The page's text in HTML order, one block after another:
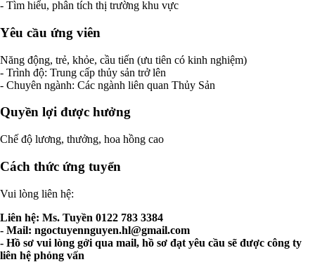
- Tìm hiểu, phân tích thị trường khu vực
Yêu cầu ứng viên
Năng động, trẻ, khỏe, cầu tiến (ưu tiên có kinh nghiệm)
- Trình độ: Trung cấp thủy sản trở lên
- Chuyên ngành: Các ngành liên quan Thủy Sản
Quyền lợi được hưởng
Chế độ lương, thưởng, hoa hồng cao
Cách thức ứng tuyển
Vui lòng liên hệ:
Liên hệ: Ms. Tuyền 0122 783 3384
- Mail: ngoctuyennguyen.hl@gmail.com
- Hồ sơ vui lòng gởi qua mail, hồ sơ đạt yêu cầu sẽ được công ty
liên hệ phỏng vấn